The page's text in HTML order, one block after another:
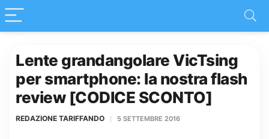
Lente grandangolare VicTsing
per smartphone: la nostra flash
review [CODICE SCONTO]
REDAZIONE TARIFFANDO 5 SETTEMBRE 2016